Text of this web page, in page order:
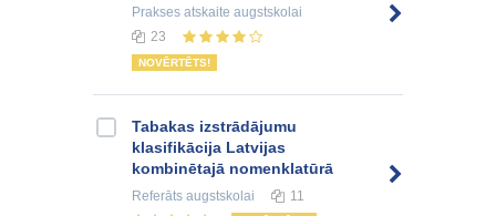
Prakses atskaite augstskolai
23
NOVĒRTĒTS!
Tabakas izstrādājumu
klasifikācija Latvijas
kombinētajā nomenklatūrā
Referāts augstskolai 11